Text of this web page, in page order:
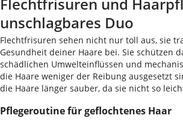
unschlagbares Duo
Flechtfrisuren sehen nicht nur toll aus, sie
Gesundheit deiner Haare bei. Sie schützen
schädlichen Umwelteinflüssen und
die Haare weniger der Reibung ausgesetzt
die Haare länger sauber, da sie nicht so
Pflegeroutine für geflochtenes Haar